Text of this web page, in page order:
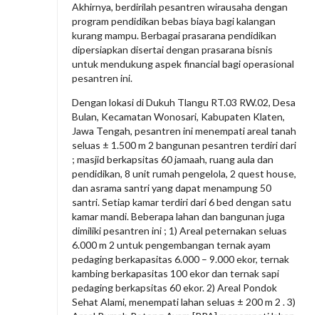
Akhirnya, berdirilah pesantren wirausaha dengan
program pendidikan bebas biaya bagi kalangan
kurang mampu. Berbagai prasarana pendidikan
dipersiapkan disertai dengan prasarana bisnis
untuk mendukung aspek financial bagi operasional
pesantren ini.
Dengan lokasi di Dukuh Tlangu RT.03 RW.02, Desa
Bulan, Kecamatan Wonosari, Kabupaten Klaten,
Jawa Tengah, pesantren ini menempati areal tanah
seluas ± 1.500 m 2 bangunan pesantren terdiri dari
; masjid berkapsitas 60 jamaah, ruang aula dan
pendidikan, 8 unit rumah pengelola, 2 quest house,
dan asrama santri yang dapat menampung 50
santri. Setiap kamar terdiri dari 6 bed dengan satu
kamar mandi. Beberapa lahan dan bangunan juga
dimiliki pesantren ini ; 1) Areal peternakan seluas
6.000 m 2 untuk pengembangan ternak ayam
pedaging berkapasitas 6.000 – 9.000 ekor, ternak
kambing berkapasitas 100 ekor dan ternak sapi
pedaging berkapsitas 60 ekor. 2) Areal Pondok
Sehat Alami, menempati lahan seluas ± 200 m 2 . 3)